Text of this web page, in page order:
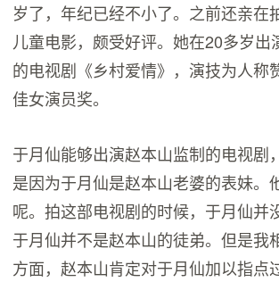
岁了，年纪已经不小了。之前还亲在
儿童电影，颇受好评。她在20多岁出
的电视剧《乡村爱情》，演技为人称
佳女演员奖。
于月仙能够出演赵本山监制的电视剧
是因为于月仙是赵本山老婆的表妹。
呢。拍这部电视剧的时候，于月仙并
于月仙并不是赵本山的徒弟。但是我
方面，赵本山肯定对于月仙加以指点